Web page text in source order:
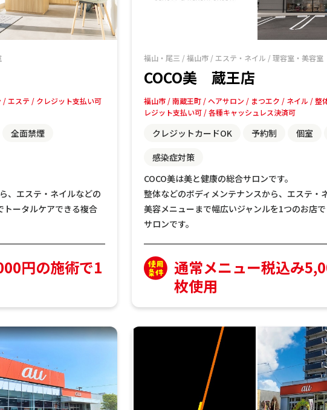
エステ
クレジット支払い可
全面禁煙
、エステ・ネイルなどの
トータルケアできる複合
円の施術で1
福山・尾三 /福山市 /エステ・ネイル /理容室・美容室
COCO美 蔵王店
福山市 南蔵王町 ヘアサロン まつエク ネイル 整
レジット支払い可
各種キャッシュレス決済可
クレジットカードOK 予約制 個室
感染症対策
COCO美は美と健康の総合サロンです。
整体などのボディメンテナンスから、エステ・
美容メニューまで幅広いジャンルを1つのお店
サロンです。
通常メニュー税込み
枚使用